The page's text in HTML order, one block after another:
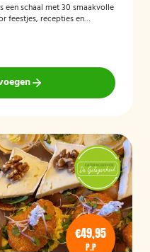
een schaal met 30 smaakvolle
feestjes, recepties en
zodat gasten kunnen
borrelervaring.
€49,95
P.P